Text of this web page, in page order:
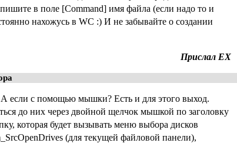
в поле [Command] имя файла (если надо то и
нахожусь в WC :) И не забывайте о создании
Прислал EX
А если с помощью мышки? Есть и для этого выход.
до них через двойной щелчок мышкой по заголовку
которая будет вызывать меню выбора дисков
(для текущей файловой панели),